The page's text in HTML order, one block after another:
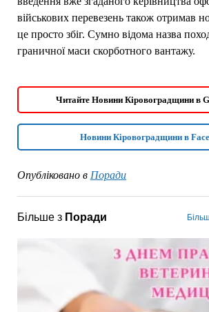
військових перевезень також отримав
це просто збіг. Сумно відома назва
граничної маси скорботного вантажу.
Читайте Новини Кіровоградщини в
Новини Кіровоградщини в
Опубліковано в Поради
Більше з Поради